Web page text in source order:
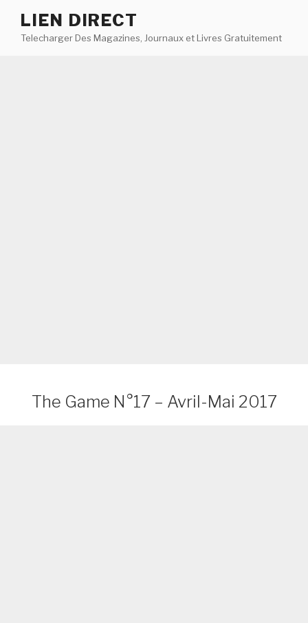
contenu
LIEN DIRECT
Telecharger Des Magazines, Journaux et Livres Gratuitement
The Game N°17 – Avril-Mai 2017